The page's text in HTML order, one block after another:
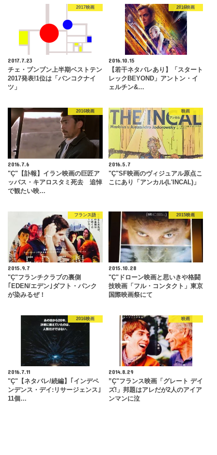
2017映画
2017.7.23
チェ・ブンブン上半期ベストテン
2017発表!1位は「バンコクナイ
ツ」
2016映画
2016.10.15
【若干ネタバレあり】「スタート
レックBEYOND」アントン・イ
ェルチン&…
2016映画
2016.7.6
"Ç"【訃報】イラン映画の巨匠ア
ッバス・キアロスタミ死去 追悼
で観たい映…
映画
2016.5.7
"Ç"SF映画のヴィジュアル原点こ
こにあり「アンカル(L'INCAL)」
フランス語
2015.9.7
"Ç"フランチクラブの裏側
｢EDEN/エデン｣ダフト・パンク
が染みるぜ！
2015映画
2015.10.28
"Ç"ドローン映画と思いきや格闘
技映画「フル・コンタクト」東京
国際映画祭にて
2016映画
2016.7.11
"Ç"【ネタバレ/続編】｢インデペ
ンデンス・デイ:リサージェンス｣
11個…
映画
2014.8.29
”Ç"フランス映画「グレート デイ
ズ!」邦題はアレだが2人のアイア
ンマンに泣